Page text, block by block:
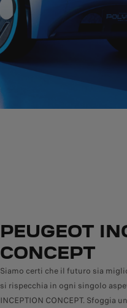
PEUGEOT
CONCEPT
Siamo certi che il futuro sia
si rispecchia in ogni singolo
INCEPTION CONCEPT. Sfoggia